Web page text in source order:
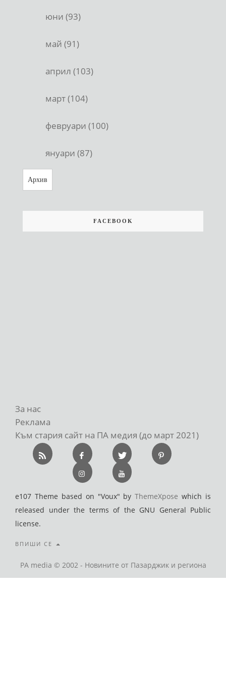
юни (93)
май (91)
април (103)
март (104)
февруари (100)
януари (87)
Архив
FACEBOOK
За нас
Реклама
Към стария сайт на ПА медия (до март 2021)
e107 Theme based on "Voux" byThemeXpose which is
released under the terms of the GNU General Public
license.
ВПИШИ СЕ
PA media © 2002 - Новините от Пазарджик и региона